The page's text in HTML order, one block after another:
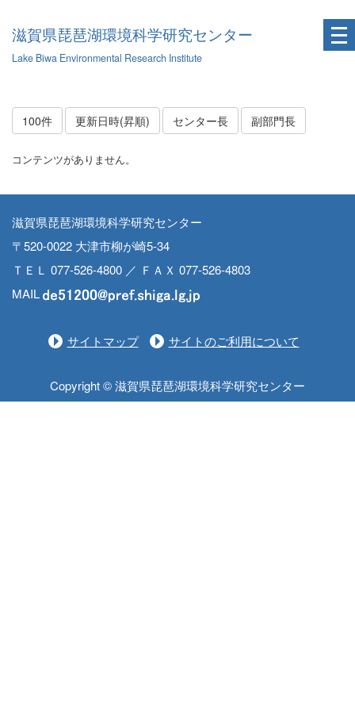
滋賀県琵琶湖環境科学研究センター
Lake Biwa Environmental Research Institute
100件 更新日時(昇順) センター長 副部門長
コンテンツがありません。
滋賀県琵琶湖環境科学研究センター
〒520-0022 大津市柳が崎5-34
ＴＥＬ 077-526-4800 ／ ＦＡＸ 077-526-4803
MAIL
サイトマップ サイトのご利用について
Copyright © 滋賀県琵琶湖環境科学研究センター